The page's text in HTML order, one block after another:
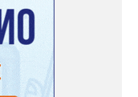
цветочек для
к пестику. Фото: